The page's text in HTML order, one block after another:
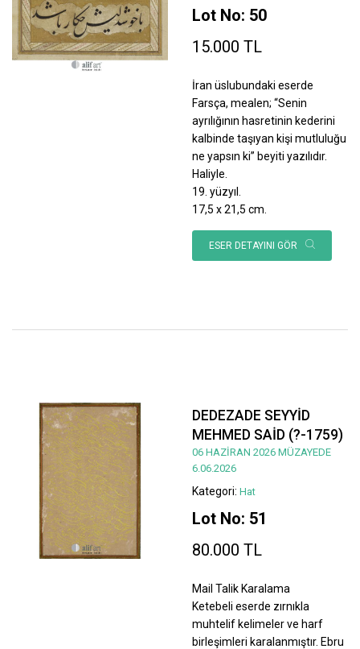
Lot No: 50
15.000 TL
İran üslubundaki eserde
Farsça, mealen; “Senin
ayrılığının hasretinin kederini
kalbinde taşıyan kişi mutluluğu
ne yapsın ki” beyiti yazılıdır.
Haliyle.
19. yüzyıl.
17,5 x 21,5 cm.
ESER DETAYINI GÖR
DEDEZADE SEYYİD
MEHMED SAİD (?-1759)
06 HAZİRAN 2026 MÜZAYEDE
6.06.2026
Kategori: Hat
Lot No: 51
80.000 TL
Mail Talik Karalama
Ketebeli eserde zırnıkla
muhtelif kelimeler ve harf
birleşimleri karalanmıştır. Ebru